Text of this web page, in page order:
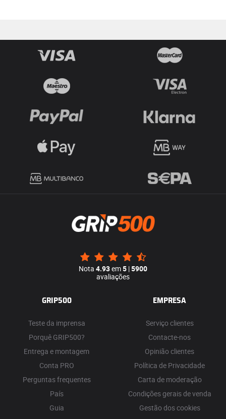
Nota 4.93em5 |5900
avaliações
GRIP500
Teste da imprensa
Porquê GRIP500?
Entrega e montagem
Conta PRO
Perguntas frequentes
País
Guia
EMPRESA
Serviço clientes
Contacte-nos
Opinião clientes
Política de Privacidade
Carta de moderação
Condições gerais de venda
Gestão dos cookies